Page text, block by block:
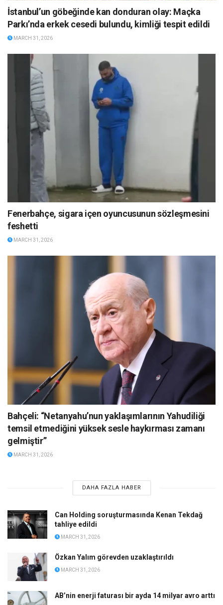
İstanbul’un göbeğinde kan donduran olay: Maçka
Parkı’nda erkek cesedi bulundu, kimliği tespit edildi
MARCH 31, 2026
Fenerbahçe, sigara içen oyuncusunun sözleşmesini
feshetti
MARCH 31, 2026
Bahçeli: “Netanyahu’nun yaklaşımlarının Yahudiliği
temsil etmediğini yüksek sesle haykırması zamanı
gelmiştir”
MARCH 31, 2026
DAHA FAZLA HABER
Can Holding soruşturmasında Kenan Tekdağ
tahliye edildi
MARCH 31, 2026
Özkan Yalım görevden uzaklaştırıldı
MARCH 31, 2026
AB’nin enerji faturası bir ayda 14 milyar avro arttı